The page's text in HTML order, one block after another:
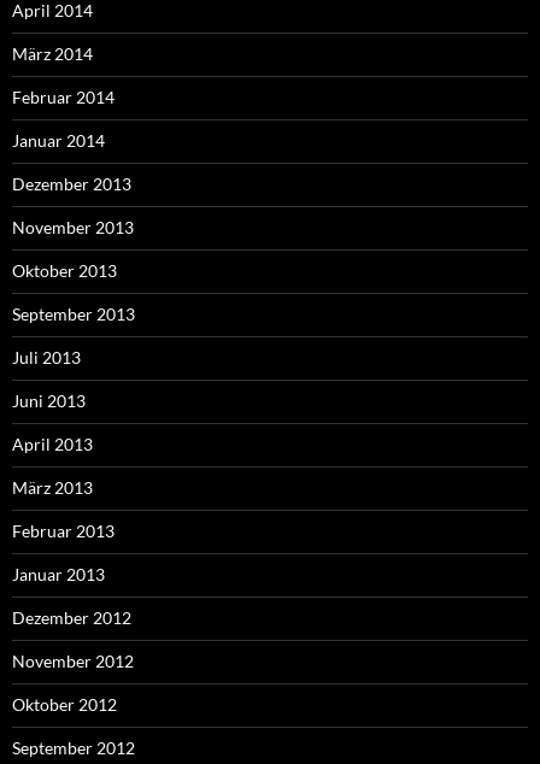
April 2014
März 2014
Februar 2014
Januar 2014
Dezember 2013
November 2013
Oktober 2013
September 2013
Juli 2013
Juni 2013
April 2013
März 2013
Februar 2013
Januar 2013
Dezember 2012
November 2012
Oktober 2012
September 2012